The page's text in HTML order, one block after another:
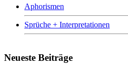
Aphorismen
Sprüche + Interpretationen
Neueste Beiträge